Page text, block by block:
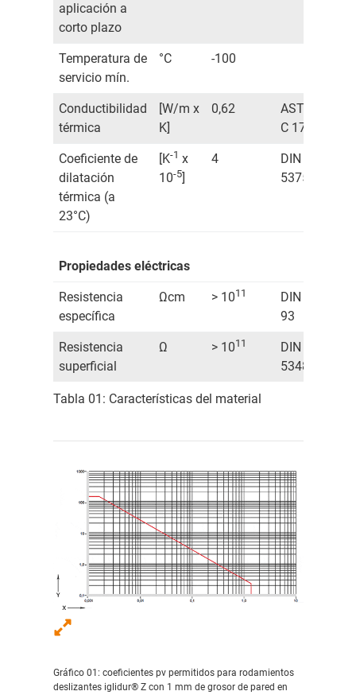
aplicación a
corto plazo
Temperatura de
servicio mín.
°C -100
Conductibilidad
térmica
[W/m x
K]
0,62
ASTM
C 177
Coeficiente de
dilatación
térmica (a
23°C)
[K-1 x
10-5]
4
DIN
53752
Propiedades eléctricas
Resistencia
específica
Ωcm > 1011
DIN IEC
93
Resistencia
superficial
Ω > 1011
DIN
53482
Tabla 01: Características del material
Gráfico 01: coeficientes pv permitidos para rodamientos
deslizantes iglidur® Z con 1 mm de grosor de pared en